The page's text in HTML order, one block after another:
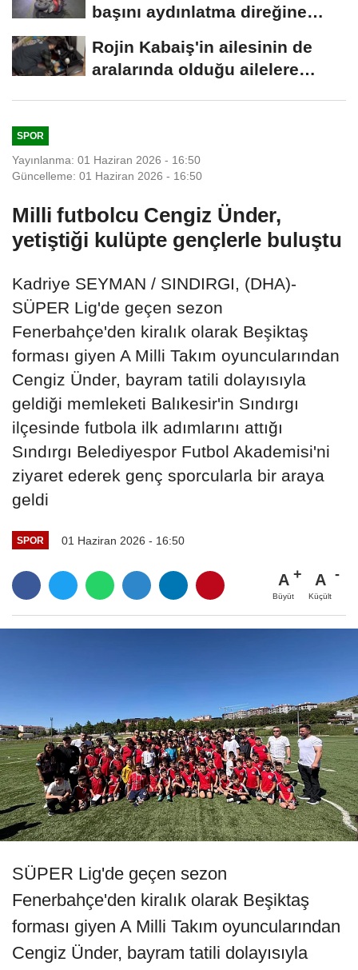
başını aydınlatma direğine
Rojin Kabaiş'in ailesinin de
aralarında olduğu ailelere
SPOR
Yayınlanma: 01 Haziran 2026 - 16:50
Güncelleme: 01 Haziran 2026 - 16:50
Milli futbolcu Cengiz Ünder,
yetiştiği kulüpte gençlerle buluştu
Kadriye SEYMAN / SINDIRGI, (DHA)-
SÜPER Lig'de geçen sezon
Fenerbahçe'den kiralık olarak Beşiktaş
forması giyen A Milli Takım oyuncularından
Cengiz Ünder, bayram tatili dolayısıyla
geldiği memleketi Balıkesir'in Sındırgı
ilçesinde futbola ilk adımlarını attığı
Sındırgı Belediyespor Futbol Akademisi'ni
ziyaret ederek genç sporcularla bir araya
geldi
SPOR 01 Haziran 2026 - 16:50
A
Büyüt
A
Küçült
SÜPER Lig'de geçen sezon
Fenerbahçe'den kiralık olarak Beşiktaş
forması giyen A Milli Takım oyuncularından
Cengiz Ünder, bayram tatili dolayısıyla